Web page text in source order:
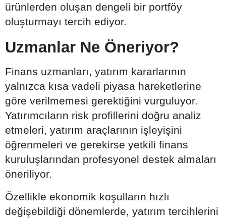
ürünlerden oluşan dengeli bir portföy
oluşturmayı tercih ediyor.
Uzmanlar Ne Öneriyor?
Finans uzmanları, yatırım kararlarının
yalnızca kısa vadeli piyasa hareketlerine
göre verilmemesi gerektiğini vurguluyor.
Yatırımcıların risk profillerini doğru analiz
etmeleri, yatırım araçlarının işleyişini
öğrenmeleri ve gerekirse yetkili finans
kuruluşlarından profesyonel destek almaları
öneriliyor.
Özellikle ekonomik koşulların hızlı
değişebildiği dönemlerde, yatırım tercihlerini